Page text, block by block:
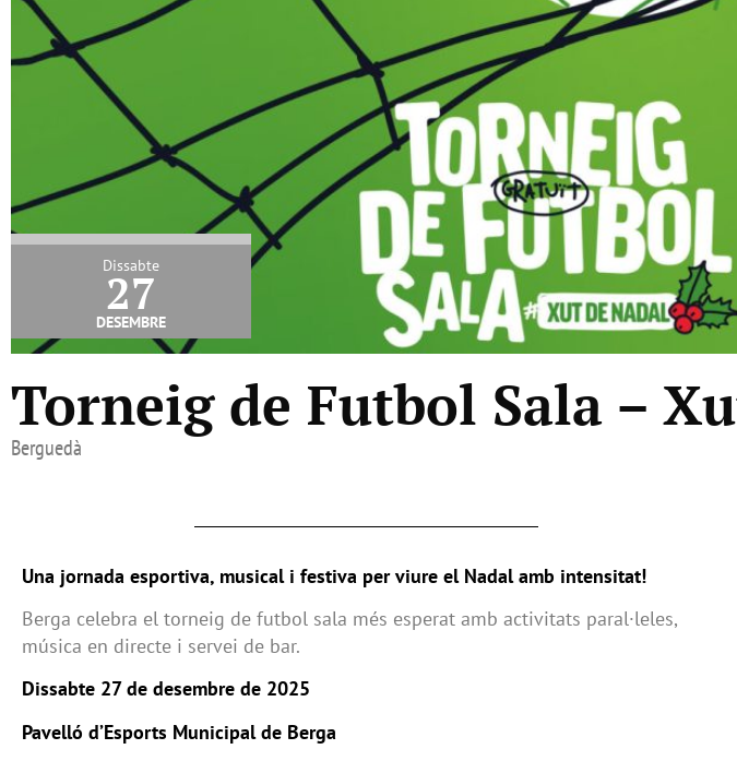
Dissabte
27
desembre
Torneig de Futbol Sala –
Berguedà
Una jornada esportiva, musical i festiva per viure el Nadal amb intensitat!
Berga celebra el torneig de futbol sala més esperat amb activitats paral·leles,
música en directe i servei de bar.
Dissabte 27 de desembre de 2025
Pavelló d’Esports Municipal de Berga